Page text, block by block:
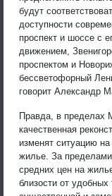
будут
доступности
проспект и шоссе с
движением,
проспектом и
бессветофорный
говорит Александр
Правда, в пределах
качественная
изменят ситуацию
жилье. За
средних цен на
близости от